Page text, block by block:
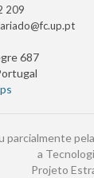
209
687
parcialmente
a
Projeto